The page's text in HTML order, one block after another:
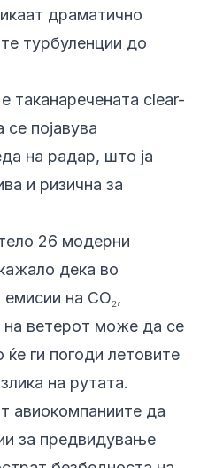
драматично
турбуленции до
таканаречената clear-
се појавува
на радар, што ја
и ризична за
26 модерни
дека во
на CO₂,
на ветерот може да се
ги погоди летовите
на рутата.
авиокомпаниите да
за предвидување